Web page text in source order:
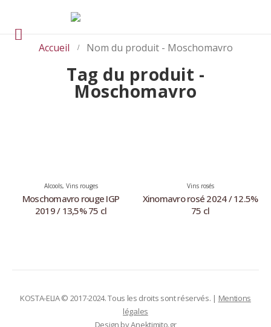
Accueil Nom du produit - Moschomavro
Tag du produit -
Moschomavro
Alcools, Vins rouges
Moschomavro rouge IGP
2019 / 13,5% 75 cl
Vins rosés
Xinomavro rosé 2024 / 12.5%
75 cl
KOSTA-ELIA © 2017-2024. Tous les droits sont réservés. | Mentions
légales
Design byAnektimito.gr